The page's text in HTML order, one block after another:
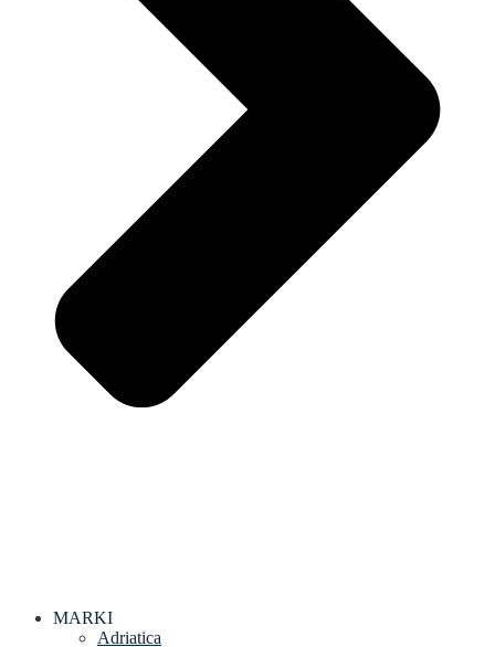
MARKI
Adriatica